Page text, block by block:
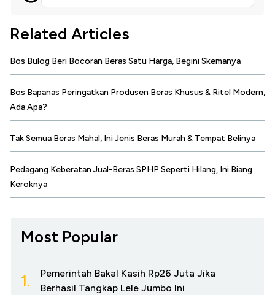
Related Articles
Bos Bulog Beri Bocoran Beras Satu Harga, Begini Skemanya
Bos Bapanas Peringatkan Produsen Beras Khusus & Ritel Modern,
Ada Apa?
Tak Semua Beras Mahal, Ini Jenis Beras Murah & Tempat Belinya
Pedagang Keberatan Jual-Beras SPHP Seperti Hilang, Ini Biang
Keroknya
Most Popular
1.
Pemerintah Bakal Kasih Rp26 Juta Jika
Berhasil Tangkap Lele Jumbo Ini